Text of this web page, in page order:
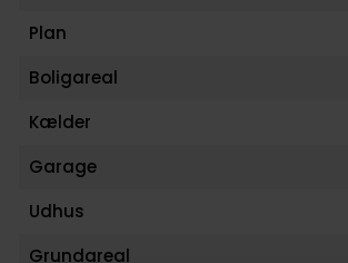
ved at bo tæt på Vejle..
Plan
Boligareal
Kælder
Garage
Udhus
Grundareal